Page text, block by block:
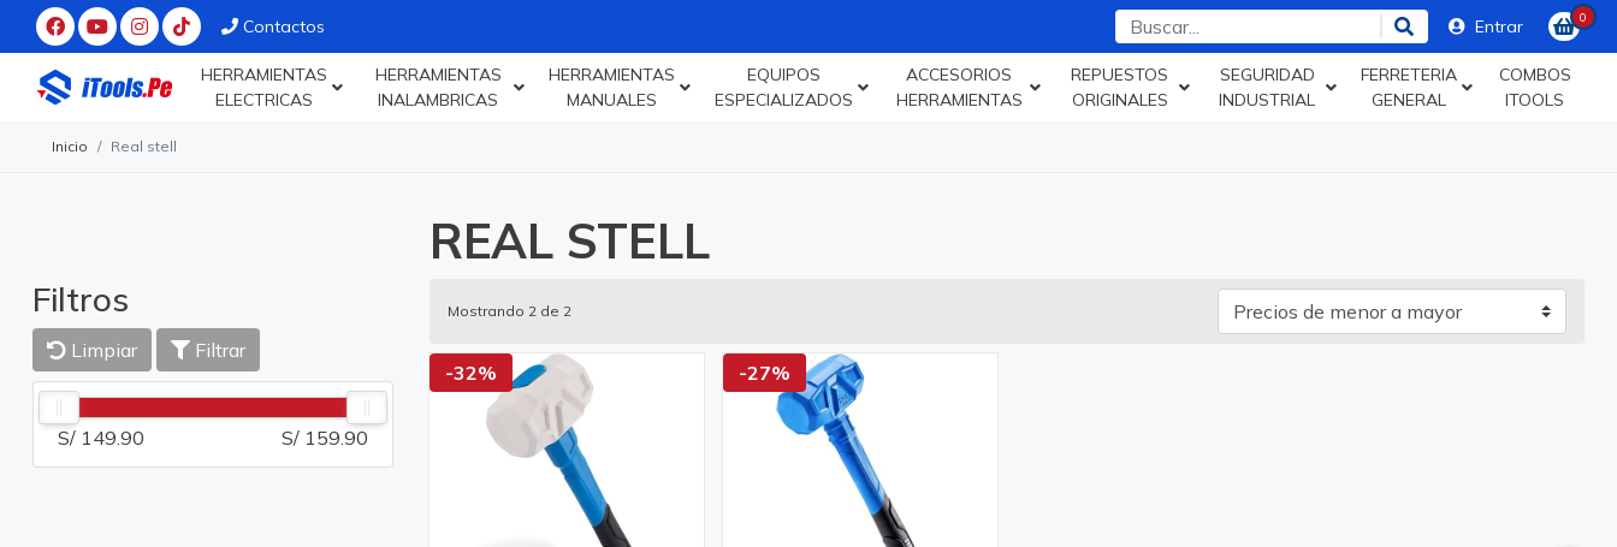
Contactos Entrar 0
HERRAMIENTAS
ELECTRICAS
HERRAMIENTAS
INALAMBRICAS
HERRAMIENTAS
MANUALES
EQUIPOS
ESPECIALIZADOS
ACCESORIOS
HERRAMIENTAS
REPUESTOS
ORIGINALES
SEGURIDAD
INDUSTRIAL
FERRETERIA
GENERAL
COMBOS
ITOOLS
Inicio Real stell
REAL STELL
Filtros
Limpiar Filtrar
S/ 149.90 S/ 159.90
Mostrando 2 de 2
-32% -27%